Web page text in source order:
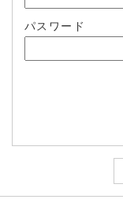
パスワード